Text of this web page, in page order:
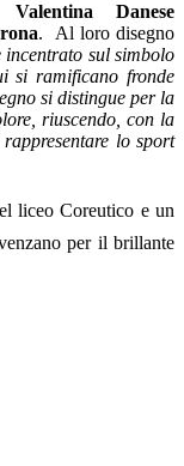
Valentina Danese
.
Al loro disegno
sul simbolo
si ramificano fronde
si distingue per la
riuscendo, con la
lo sport
liceo Coreutico e un
per il brillante